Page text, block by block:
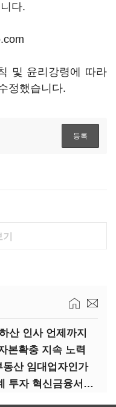
다.
및 윤리강령에 따라
정했습니다.
산 인사 언제까지
본확충 지속 노력
산 임대업자인가
금융위, 저축은행-온투업 연계 투자 혁신금융서비스로 지정